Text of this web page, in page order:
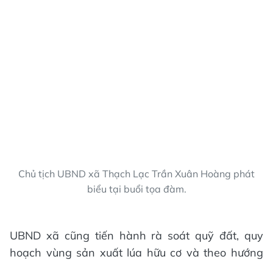
Chủ tịch UBND xã Thạch Lạc Trần Xuân Hoàng phát
biểu tại buổi tọa đàm.
UBND xã cũng tiến hành rà soát quỹ đất, quy
hoạch vùng sản xuất lúa hữu cơ và theo hướng